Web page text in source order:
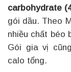
carbohydrate
gói dầu. Theo
nhiều chất béo
Gói gia vị
calo tổng.